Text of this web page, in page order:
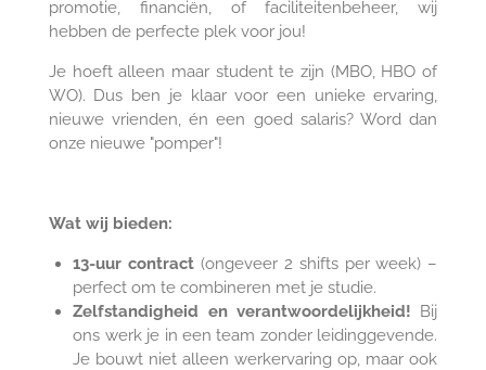
promotie, financiën, of faciliteitenbeheer, wij
hebben de perfecte plek voor jou!
Je hoeft alleen maar student te zijn (MBO, HBO of
WO). Dus ben je klaar voor een unieke ervaring,
nieuwe vrienden, én een goed salaris? Word dan
onze nieuwe "pomper"!
Wat wij bieden:
13-uur contract (ongeveer 2 shifts per week) –
perfect om te combineren met je studie.
Zelfstandigheid en verantwoordelijkheid! Bij
ons werk je in een team zonder leidinggevende.
Je bouwt niet alleen werkervaring op, maar ook